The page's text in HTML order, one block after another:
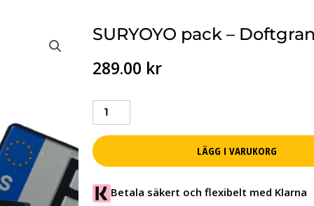
SURYOYO pack –
289.00 kr
SURYOYO
pack
Doftgranar
och
S-
märken
LÄGG I VARUKORG
Betala säkert och flexibelt med Klarna